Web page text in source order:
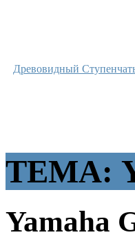
Древовидный
ТЕМА:
Yamaha